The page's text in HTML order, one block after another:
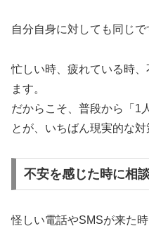
自分自身に対しても同じで
忙しい時、疲れている時
ます。
だからこそ、普段から「1
とが、いちばん現実的な対
不安を感じた時に相
怪しい電話やSMSが来た